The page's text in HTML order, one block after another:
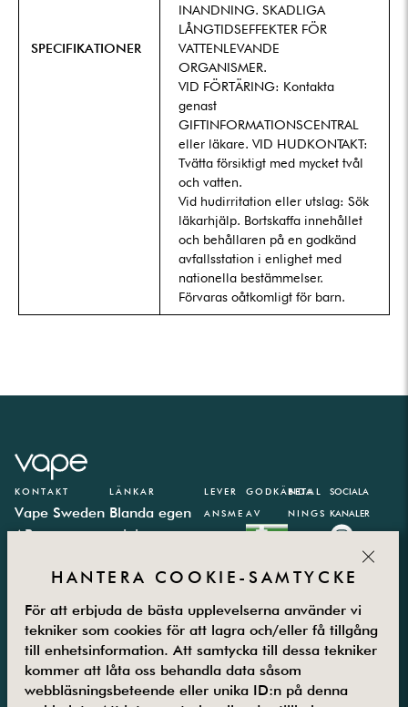
SPECIFIKATIONER
INANDNING. SKADLIGA
LÅNGTIDSEFFEKTER FÖR
VATTENLEVANDE
ORGANISMER.
VID FÖRTÄRING: Kontakta
genast
GIFTINFORMATIONSCENTRAL
eller läkare. VID HUDKONTAKT:
Tvätta försiktigt med mycket tvål
och vatten.
Vid hudirritation eller utslag: Sök
läkarhjälp. Bortskaffa innehållet
och behållaren på en godkänd
avfallsstation i enlighet med
nationella bestämmelser.
Förvaras oåtkomligt för barn.
KONTAKT
Vape Sweden
AB
Hägersten
Måndag –
Fredag
08.00-16.00
LÄNKAR
Blanda egen
e-juice
kalkylator
Vanliga frågor
Kontakta oss
Om oss
Returer
LEVER
ANSME
TODER
GODKÄNDA
AV
BETAL
NINGS
PARTN
SOCIALA
KANALER
HANTERA COOKIE-SAMTYCKE
För att erbjuda de bästa upplevelserna använder vi
tekniker som cookies för att lagra och/eller få tillgång
till enhetsinformation. Att samtycka till dessa tekniker
kommer att låta oss behandla data såsom
webbläsningsbeteende eller unika ID:n på denna